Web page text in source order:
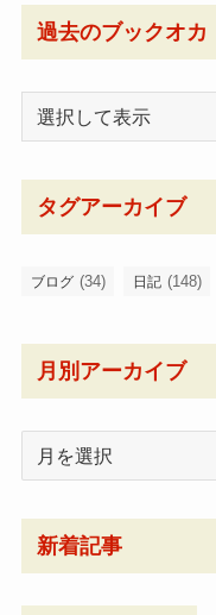
過去のブックオカ
タグアーカイブ
ブログ (34) 日記 (148)
月別アーカイブ
ー
カ
新着記事